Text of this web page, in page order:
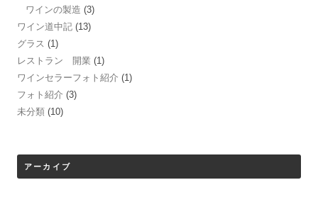
ワインの製造 (3)
ワイン道中記 (13)
グラス (1)
レストラン 開業 (1)
ワインセラーフォト紹介 (1)
フォト紹介 (3)
未分類 (10)
アーカイブ